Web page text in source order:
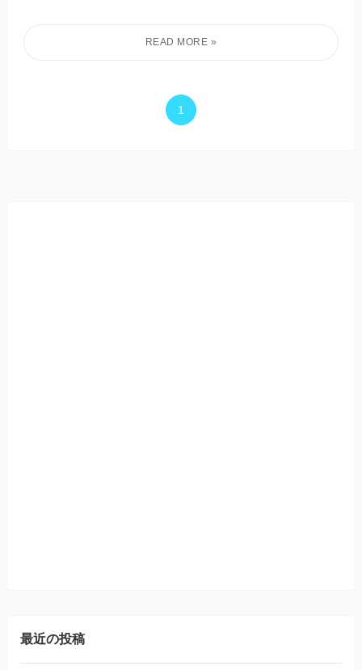
1
最近の投稿